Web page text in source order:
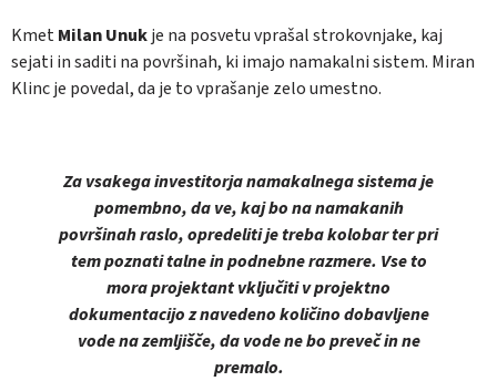
KmetMilan Unukje na posvetu vprašal strokovnjake, kaj
sejati in saditi na površinah, ki imajo namakalni sistem. Miran
Klinc je po­vedal, da je to vprašanje zelo umestno.
Za vsakega investitorja namakalnega sistema je
pomembno, da ve, kaj bo na namakanih
površinah raslo, opredeliti je treba kolobar ter pri
tem poznati talne in podnebne razmere. Vse to
mora projektant vključiti v projektno
dokumentacijo z navedeno količino dobavljene
vode na zemljišče, da vode ne bo preveč in ne
premalo.